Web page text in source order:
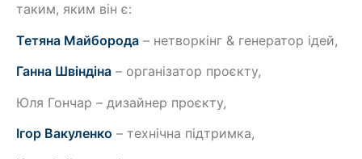
таким, яким він є:
Тетяна Майборода – нетворкінг & генератор ідей,
Ганна Швіндіна – організатор проєкту,
Юля Гончар – дизайнер проєкту,
Ігор Вакуленко – технічна підтримка,